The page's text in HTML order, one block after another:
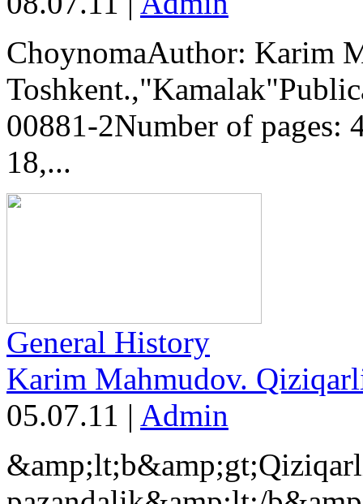
ChoynomaAuthor: Karim
00881-2Number of pages:
18,...
General History
Karim Mahmudov.
05.07.11 | Admin